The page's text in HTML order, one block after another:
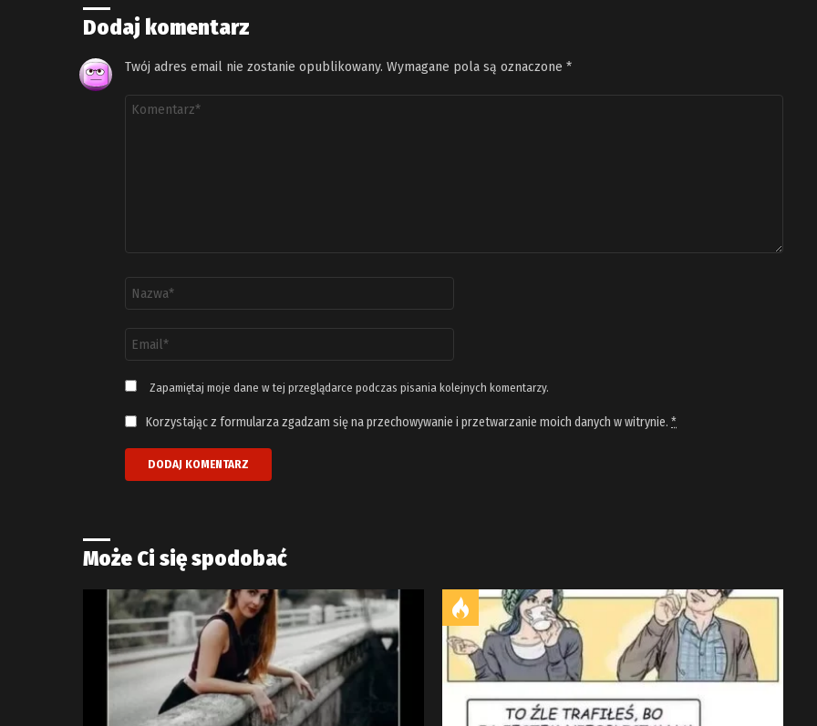
Dodaj komentarz
Twój adres email nie zostanie opublikowany. Wymagane pola są oznaczone *
Komentarz
email
*
Zapamiętaj moje dane w tej przeglądarce podczas pisania kolejnych komentarzy.
Korzystając z formularza zgadzam się na przechowywanie i przetwarzanie moich danych w witrynie. *
Może Ci się spodobać